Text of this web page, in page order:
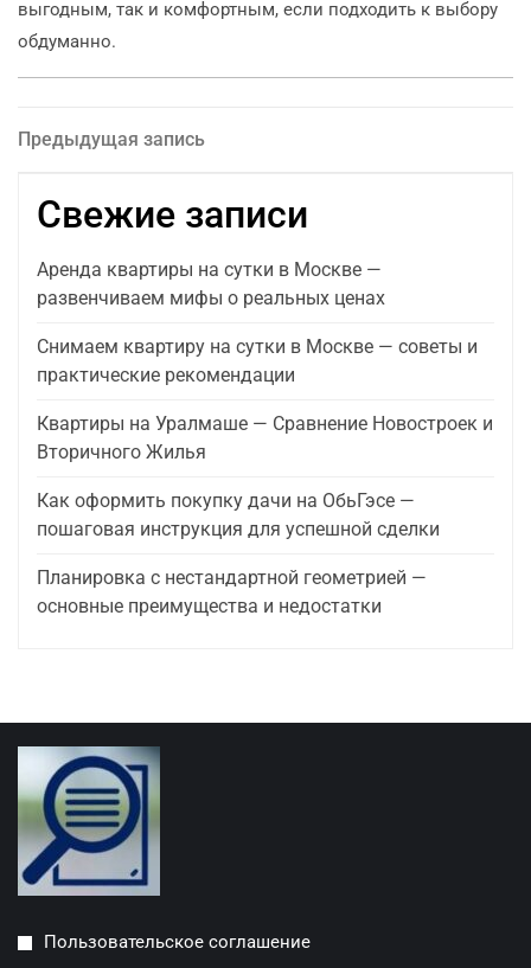
выгодным, так и комфортным, если подходить к выбору
обдуманно.
Навигация
по
записям
Предыдущая
Предыдущая запись
Свежие записи
Аренда квартиры на сутки в Москве —
развенчиваем мифы о реальных ценах
Снимаем квартиру на сутки в Москве — советы и
практические рекомендации
Квартиры на Уралмаше — Сравнение Новостроек и
Вторичного Жилья
Как оформить покупку дачи на ОбьГэсе —
пошаговая инструкция для успешной сделки
Планировка с нестандартной геометрией —
основные преимущества и недостатки
Пользовательское соглашение